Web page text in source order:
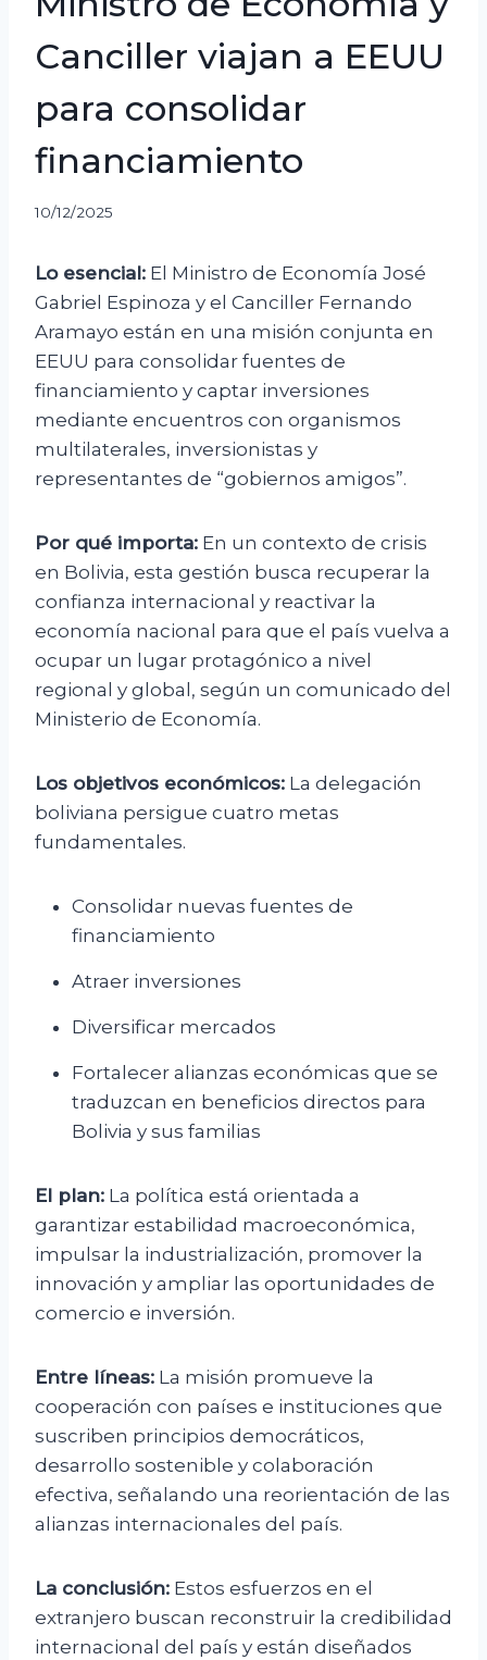
Canciller viajan a EEUU
para consolidar
financiamiento
10/12/2025
Lo esencial: El Ministro de Economía José
Gabriel Espinoza y el Canciller Fernando
Aramayo están en una misión conjunta en
EEUU para consolidar fuentes de
financiamiento y captar inversiones
mediante encuentros con organismos
multilaterales, inversionistas y
representantes de “gobiernos amigos”.
Por qué importa: En un contexto de crisis
en Bolivia, esta gestión busca recuperar la
confianza internacional y reactivar la
economía nacional para que el país vuelva a
ocupar un lugar protagónico a nivel
regional y global, según un comunicado del
Ministerio de Economía.
Los objetivos económicos: La delegación
boliviana persigue cuatro metas
fundamentales.
Consolidar nuevas fuentes de
financiamiento
Atraer inversiones
Diversificar mercados
Fortalecer alianzas económicas que se
traduzcan en beneficios directos para
Bolivia y sus familias
El plan: La política está orientada a
garantizar estabilidad macroeconómica,
impulsar la industrialización, promover la
innovación y ampliar las oportunidades de
comercio e inversión.
Entre líneas: La misión promueve la
cooperación con países e instituciones que
suscriben principios democráticos,
desarrollo sostenible y colaboración
efectiva, señalando una reorientación de las
alianzas internacionales del país.
La conclusión: Estos esfuerzos en el
extranjero buscan reconstruir la credibilidad
internacional del país y están diseñados